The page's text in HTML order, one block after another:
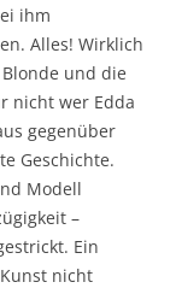
ihm
Alles! Wirklich
und die
nicht wer Edda
gegenüber
Geschichte.
Modell
–
Ein
nicht